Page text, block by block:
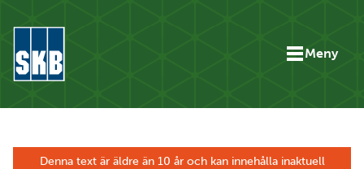
Meny
Denna text är äldre än 10 år och kan innehålla inaktuell